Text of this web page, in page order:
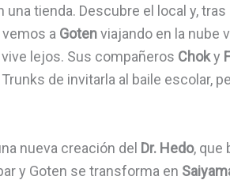
una tienda. Descubre el local y,
vemos a Gotenviajando en la nube
lejos. Sus compañeros Choky
de invitarla al baile escolar,
nueva creación del Dr. Hedo, que
y Goten se transforma en